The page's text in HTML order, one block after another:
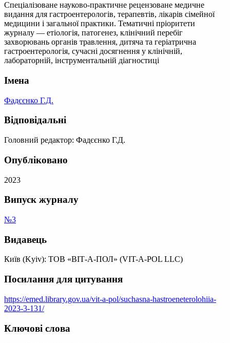
Спеціалізоване науково-практичне рецензоване медичне
видання для гастроентерологів, терапевтів, лікарів сімейної
медицини і загальної практики. Тематичні пріоритети
журналу — етіологія, патогенез, клінічний перебіг
захворювань органів травлення, дитяча та геріатрична
гастроентерологія, сучасні досягнення у клінічній,
лабораторній, інструментальній діагностиці
Імена
Фадєєнко Г.Д.
Відповідальні
Головний редактор: Фадєєнко Г.Д.
Опубліковано
2023
Випуск журналу
№3
Видавець
Київ (Kyiv): ТОВ «ВІТ-А-ПОЛ» (VIT-A-POL LLC)
Посилання для цитування
https://emed.library.gov.ua/vit-a-pol/suchasna-hastroeneterolohiia-
2023-3-131/
Ключові слова